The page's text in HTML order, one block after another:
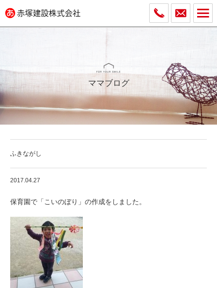
ママブログ
ふきながし
2017.04.27
保育園で「こいのぼり」の作成をしました。